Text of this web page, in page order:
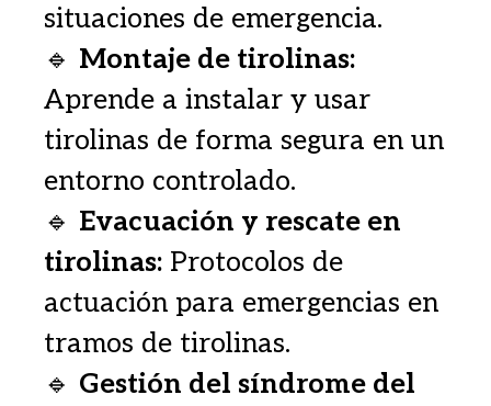
situaciones de emergencia.
🔹 Montaje de tirolinas:
Aprende a instalar y usar
tirolinas de forma segura en un
entorno controlado.
🔹 Evacuación y rescate en
tirolinas: Protocolos de
actuación para emergencias en
tramos de tirolinas.
🔹 Gestión del síndrome del